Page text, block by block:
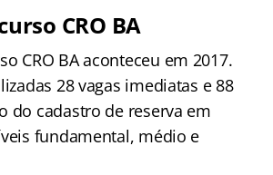
CRO BA
CRO BA aconteceu em 2017.
28 vagas imediatas e 88
do cadastro de reserva em
fundamental, médio e